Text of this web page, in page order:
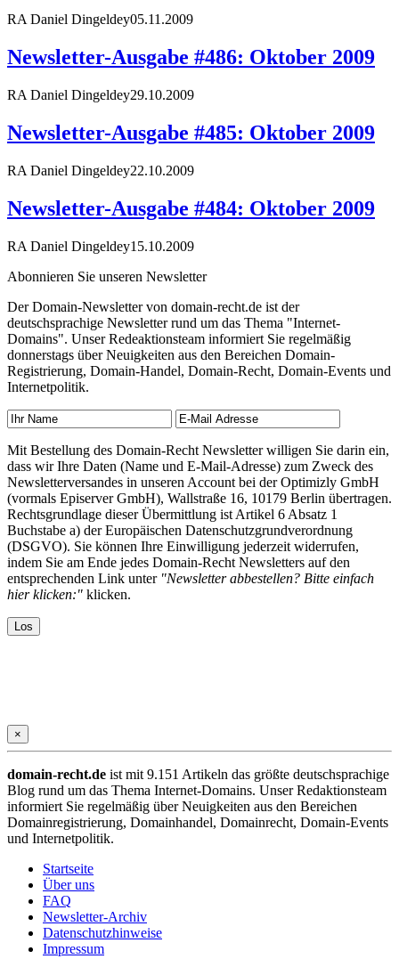
RA Daniel Dingeldey05.11.2009
Newsletter-Ausgabe #486: Oktober 2009
RA Daniel Dingeldey29.10.2009
Newsletter-Ausgabe #485: Oktober 2009
RA Daniel Dingeldey22.10.2009
Newsletter-Ausgabe #484: Oktober 2009
RA Daniel Dingeldey15.10.2009
Abonnieren Sie unseren Newsletter
Der Domain-Newsletter von domain-recht.de ist der
deutschsprachige Newsletter rund um das Thema "Internet-
Domains". Unser Redeaktionsteam informiert Sie regelmäßig
donnerstags über Neuigkeiten aus den Bereichen Domain-
Registrierung, Domain-Handel, Domain-Recht, Domain-Events und
Internetpolitik.
Mit Bestellung des Domain-Recht Newsletter willigen Sie darin ein,
dass wir Ihre Daten (Name und E-Mail-Adresse) zum Zweck des
Newsletterversandes in unseren Account bei der Optimizly GmbH
(vormals Episerver GmbH), Wallstraße 16, 10179 Berlin übertragen.
Rechtsgrundlage dieser Übermittlung ist Artikel 6 Absatz 1
Buchstabe a) der Europäischen Datenschutzgrundverordnung
(DSGVO). Sie können Ihre Einwilligung jederzeit widerrufen,
indem Sie am Ende jedes Domain-Recht Newsletters auf den
entsprechenden Link unter "Newsletter abbestellen? Bitte einfach
hier klicken:" klicken.
×
domain-recht.de ist mit 9.151 Artikeln das größte deutschsprachige
Blog rund um das Thema Internet-Domains. Unser Redaktionsteam
informiert Sie regelmäßig über Neuigkeiten aus den Bereichen
Domainregistrierung, Domainhandel, Domainrecht, Domain-Events
und Internetpolitik.
Startseite
Über uns
FAQ
Newsletter-Archiv
Datenschutzhinweise
Impressum